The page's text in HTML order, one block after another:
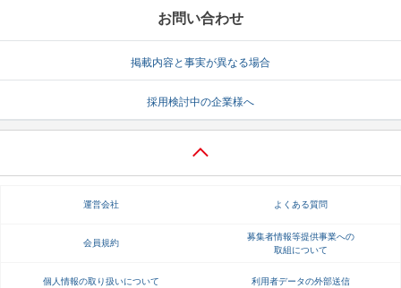
就活ノウハウ・サポート
就活支援
就活ノウハウが満載！ お役立ち記事・相談室など
適職診断 就活チャンネル
お問い合わせ
掲載内容と事実が異なる場合
採用検討中の企業様へ
運営会社 よくある質問
会員規約
募集者情報等提供事業への
取組について
個人情報の取り扱いについて 利用者データの外部送信